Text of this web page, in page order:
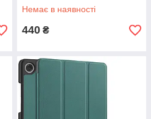
Немає в наявності
440 ₴